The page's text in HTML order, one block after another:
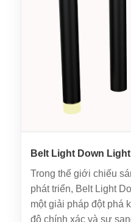
Belt Light Down
Trong thế giới chiếu
phát triển, Belt Light
một giải pháp đột phá
độ chính xác và sự